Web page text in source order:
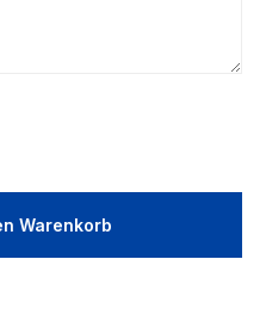
Wert
Warenkorb